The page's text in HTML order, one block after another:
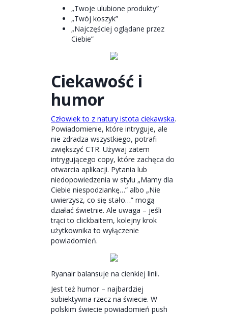
„Twoje ulubione produkty”
„Twój koszyk”
„Najczęściej oglądane przez
Ciebie”
Ciekawość i
humor
Człowiek to z natury istota ciekawska.
Powiadomienie, które intryguje, ale
nie zdradza wszystkiego, potrafi
zwiększyć CTR. Używaj zatem
intrygującego copy, które zachęca do
otwarcia aplikacji. Pytania lub
niedopowiedzenia w stylu „Mamy dla
Ciebie niespodziankę…” albo „Nie
uwierzysz, co się stało…” mogą
działać świetnie. Ale uwaga – jeśli
trąci to clickbaitem, kolejny krok
użytkownika to wyłączenie
powiadomień.
Ryanair balansuje na cienkiej linii.
Jest też humor – najbardziej
subiektywna rzecz na świecie. W
polskim świecie powiadomień push